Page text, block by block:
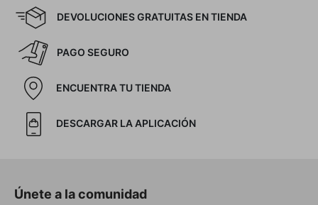
DEVOLUCIONES GRATUITAS EN TIENDA
PAGO SEGURO
ENCUENTRA TU TIENDA
DESCARGAR LA APLICACIÓN
Únete a la comunidad